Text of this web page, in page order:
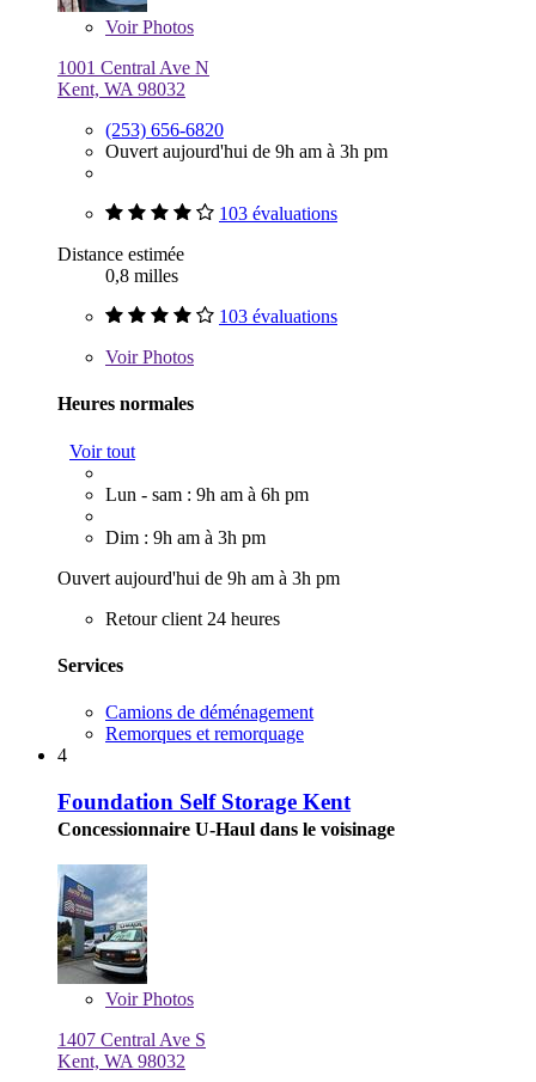
VoirPhotos
1001 Central Ave N
Kent, WA 98032
(253) 656-6820
Ouvert aujourd'hui de 9h am à 3h pm
103 évaluations
Distance estimée
0,8 milles
103 évaluations
VoirPhotos
Heures normales
Voir tout
Lun - sam : 9h am à 6h pm
Dim : 9h am à 3h pm
Ouvert aujourd'hui de 9h am à 3h pm
Retour client 24 heures
Services
Camions de déménagement
Remorques et remorquage
4
Foundation Self Storage Kent
Concessionnaire U-Haul dans le voisinage
VoirPhotos
1407 Central Ave S
Kent, WA 98032